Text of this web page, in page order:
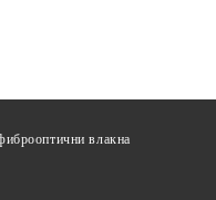
влакна